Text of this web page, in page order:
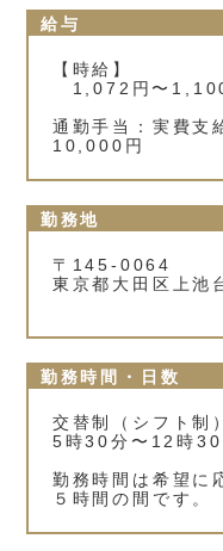
給与
【時給】
1,072円〜
通勤手当：実費
10,000円
勤務地
〒145-0064
東京都大田区上池
勤務時間・日数
交替制（シフト制）
5時30分〜12時30
勤務時間は希望に
５時間の間です。